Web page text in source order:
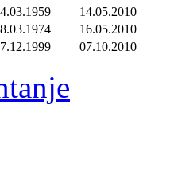
14.05.2010
16.05.2010
07.10.2010